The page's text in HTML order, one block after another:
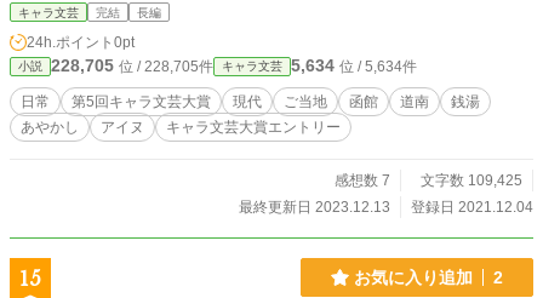
て……。 ※完結しました！ ※道南に存在するお店などが実名
キャラ文芸 完結 長編
24h.ポイント 0pt
小説 228,705 位 / 228,705件 キャラ文芸 5,634 位 / 5,634件
日常 第5回キャラ文芸大賞 現代 ご当地 函館 道南
銭湯
あやかし
アイヌ キャラ文芸大賞エントリー
感想数 7
文字数 109,425
最終更新日 2023.12.13
登録日 2021.12.04
15 お気に入り追加 2